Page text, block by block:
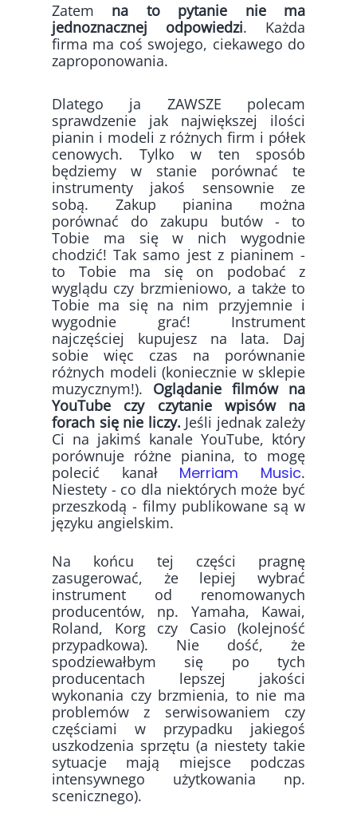
Zatem na to pytanie nie ma
jednoznacznej odpowiedzi. Każda
firma ma coś swojego, ciekawego do
zaproponowania.
Dlatego ja ZAWSZE polecam
sprawdzenie jak największej ilości
pianin i modeli z różnych firm i półek
cenowych. Tylko w ten sposób
będziemy w stanie porównać te
instrumenty jakoś sensownie ze
sobą. Zakup pianina można
porównać do zakupu butów - to
Tobie ma się w nich wygodnie
chodzić! Tak samo jest z pianinem -
to Tobie ma się on podobać z
wyglądu czy brzmieniowo, a także to
Tobie ma się na nim przyjemnie i
wygodnie grać! Instrument
najczęściej kupujesz na lata. Daj
sobie więc czas na porównanie
różnych modeli (koniecznie w sklepie
muzycznym!). Oglądanie filmów na
YouTube czy czytanie wpisów na
forach się nie liczy.Jeśli jednak zależy
Ci na jakimś kanale YouTube, który
porównuje różne pianina, to mogę
polecić kanał Merriam Music.
Niestety - co dla niektórych może być
przeszkodą - filmy publikowane są w
języku angielskim.
Na końcu tej części pragnę
zasugerować, że lepiej wybrać
instrument od renomowanych
producentów, np. Yamaha, Kawai,
Roland, Korg czy Casio (kolejność
przypadkowa). Nie dość, że
spodziewałbym się po tych
producentach lepszej jakości
wykonania czy brzmienia, to nie ma
problemów z serwisowaniem czy
częściami w przypadku jakiegoś
uszkodzenia sprzętu (a niestety takie
sytuacje mają miejsce podczas
intensywnego użytkowania np.
scenicznego).